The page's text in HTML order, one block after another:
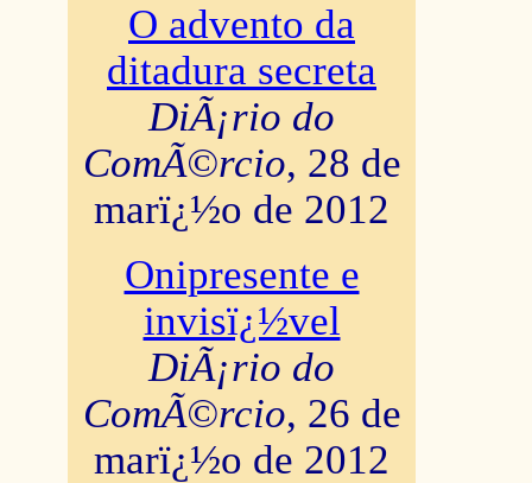
O advento da
ditadura secreta
DiÃ¡rio do
ComÃ©rcio, 28 de
marï¿½o de 2012
Onipresente e
invisï¿½vel
DiÃ¡rio do
ComÃ©rcio, 26 de
marï¿½o de 2012